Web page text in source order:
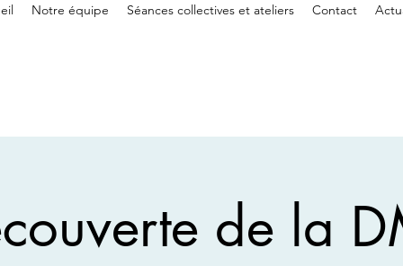
Notre équipe Séances collectives et ateliers Contact
de la